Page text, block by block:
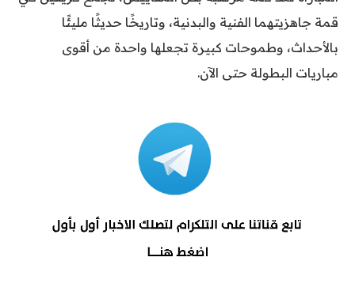
قمة جاهزيتهما الفنية والبدنية، وتاريخًا حديثًا مليئًا
بالأحداث، وطموحات كبيرة تجعلها واحدة من أقوى
مباريات البطولة حتى الآن.